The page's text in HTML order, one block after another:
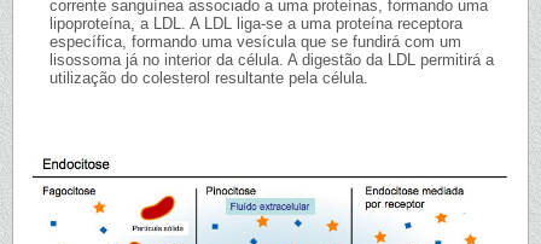
corrente sanguínea associado a uma proteínas, formando uma
lipoproteína, a LDL. A LDL liga-se a uma proteína receptora
específica, formando uma vesícula que se fundirá com um
lisossoma já no interior da célula. A digestão da LDL permitirá a
utilização do colesterol resultante pela célula.